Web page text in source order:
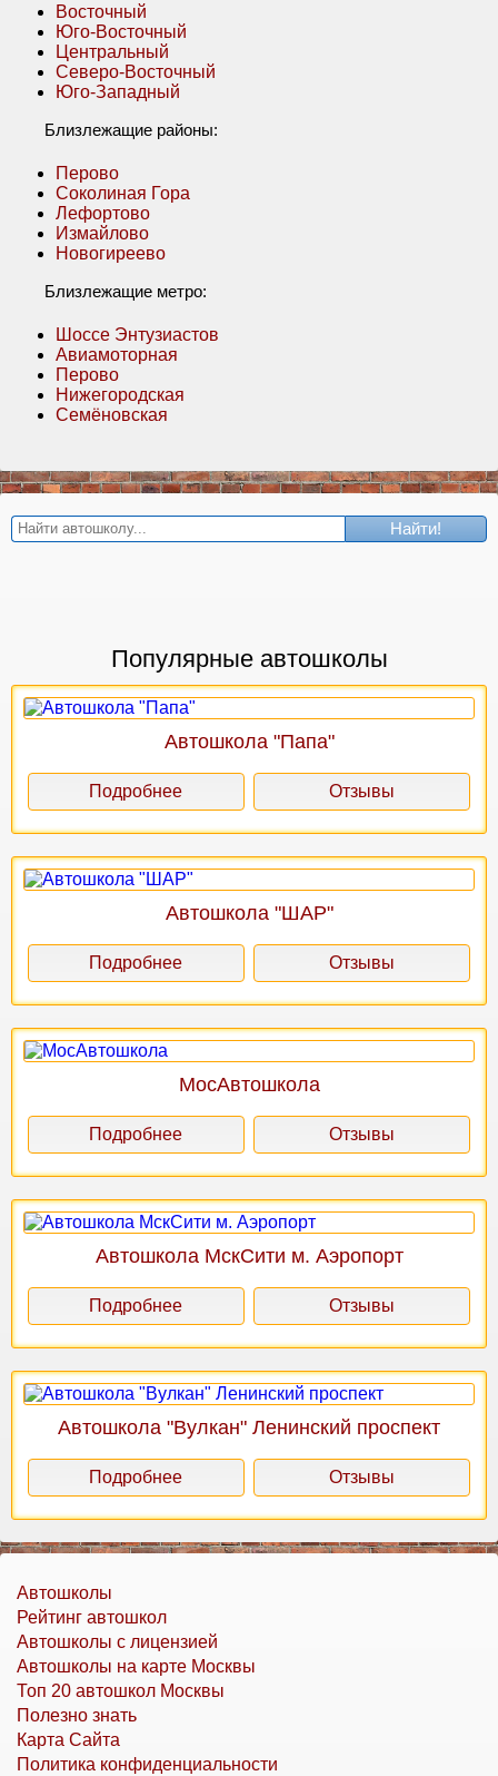
Восточный
Юго-Восточный
Центральный
Северо-Восточный
Юго-Западный
Близлежащие районы:
Перово
Соколиная Гора
Лефортово
Измайлово
Новогиреево
Близлежащие метро:
Шоссе Энтузиастов
Авиамоторная
Перово
Нижегородская
Семёновская
Найти!
Популярные автошколы
Автошкола "Папа"
Подробнее Отзывы
Автошкола "ШАР"
Подробнее Отзывы
МосАвтошкола
Подробнее Отзывы
Автошкола МскСити м. Аэропорт
Подробнее Отзывы
Автошкола "Вулкан" Ленинский проспект
Подробнее Отзывы
Автошколы
Рейтинг автошкол
Автошколы с лицензией
Автошколы на карте Москвы
Топ 20 автошкол Москвы
Полезно знать
Карта Сайта
Политика конфиденциальности